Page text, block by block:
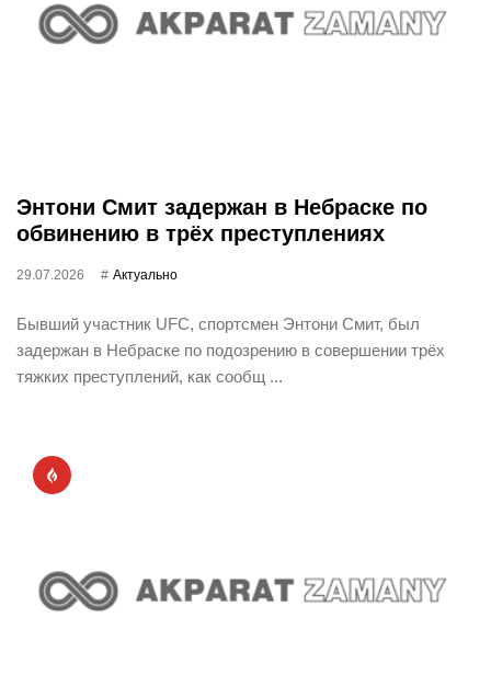
Энтони Смит задержан в Небраске по
обвинению в трёх преступлениях
29.07.2026 Актуально
Бывший участник UFC, спортсмен Энтони Смит, был
задержан в Небраске по подозрению в совершении трёх
тяжких преступлений, как сообщ ...